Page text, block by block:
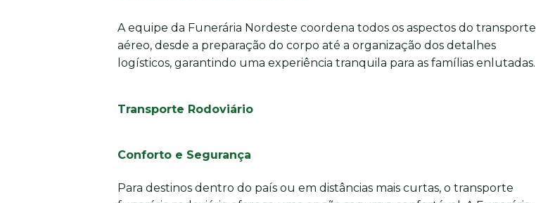
A equipe da Funerária Nordeste coordena todos os aspectos do transporte
aéreo, desde a preparação do corpo até a organização dos detalhes
logísticos, garantindo uma experiência tranquila para as famílias enlutadas.
Transporte Rodoviário
Conforto e Segurança
Para destinos dentro do país ou em distâncias mais curtas, o transporte